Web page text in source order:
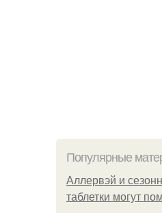
Популярные
Аллервэй и
таблетки могут